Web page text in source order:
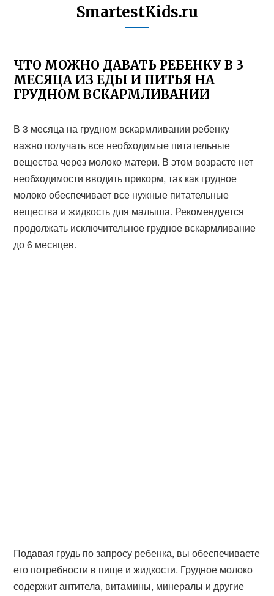
SmartestKids.ru
ЧТО МОЖНО ДАВАТЬ РЕБЕНКУ В 3
МЕСЯЦА ИЗ ЕДЫ И ПИТЬЯ НА
ГРУДНОМ ВСКАРМЛИВАНИИ
В 3 месяца на грудном вскармливании ребенку
важно получать все необходимые питательные
вещества через молоко матери. В этом возрасте нет
необходимости вводить прикорм, так как грудное
молоко обеспечивает все нужные питательные
вещества и жидкость для малыша. Рекомендуется
продолжать исключительное грудное вскармливание
до 6 месяцев.
Подавая грудь по запросу ребенка, вы обеспечиваете
его потребности в пище и жидкости. Грудное молоко
содержит антитела, витамины, минералы и другие